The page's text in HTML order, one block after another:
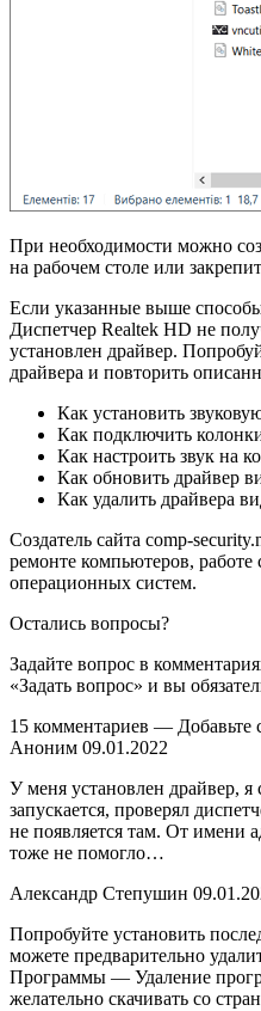
При необходимости можно
на рабочем столе или
Если указанные выше
Диспетчер Realtek HD не
установлен драйвер.
драйвера и повторить
Как установить
Как подключить
Как настроить звук на
Как обновить драйвер
Как удалить драйвера
Создатель сайта comp-
ремонте компьютеров,
операционных систем.
Остались вопросы?
Задайте вопрос в
«Задать вопрос» и вы
15 комментариев — Добавьте
Аноним 09.01.2022
У меня установлен драйвер,
запускается, проверял
не появляется там. От имени
тоже не помогло…
Александр Степушин
Попробуйте установить
можете предварительно
Программы — Удаление
желательно скачивать со